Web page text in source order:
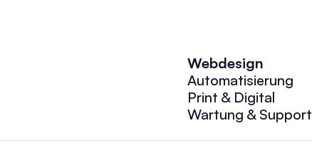
Webdesign
Automatisierung
Print & Digital
Wartung & Support